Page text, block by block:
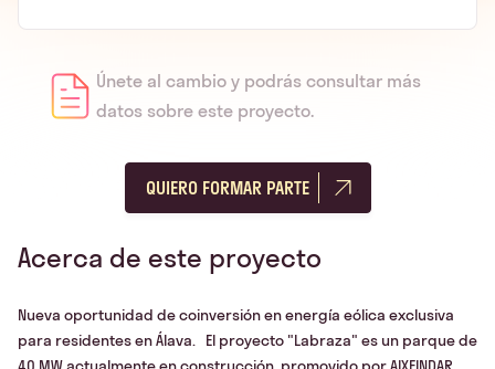
Acerca de este proyecto
Nueva oportunidad de coinversión en energía eólica exclusiva
para residentes en Álava. El proyecto "Labraza" es un parque de
Únete al cambio y podrás consultar más
datos sobre este proyecto.
QUIERO FORMAR PARTE